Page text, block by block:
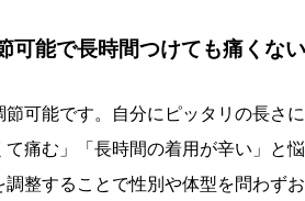
可能で長時間つけても痛くな
可能です。自分にピッタリの長さ
痛む」「長時間の着用が辛い」と
整することで性別や体型を問わず